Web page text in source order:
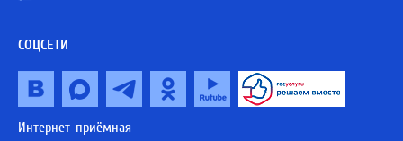
СОЦСЕТИ
Интернет-приёмная